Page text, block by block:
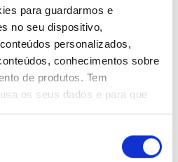
para guardarmos e
no seu dispositivo,
personalizados,
conhecimentos sobre
de produtos. Tem
os seus dados e para que
de:
Dialysis Center
de televisão
Reservar